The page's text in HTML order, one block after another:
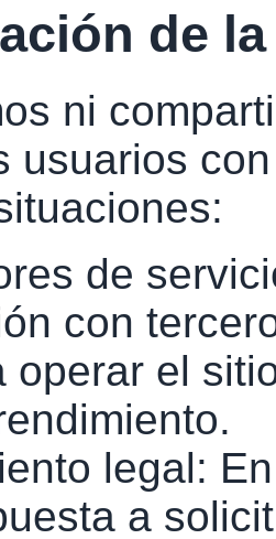
de
ni
usuarios
de
con
operar el
legal:
a